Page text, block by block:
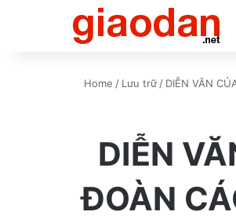
Home / Lưu trữ / DIỄN VĂN
DIỄN
ĐOÀN